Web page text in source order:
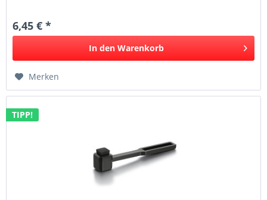
6,45 € *
In den Warenkorb
Merken
TIPP!